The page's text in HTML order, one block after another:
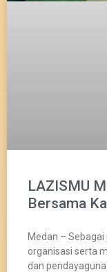
LAZISMU
Bersama
Medan –
organisasi serta
dan